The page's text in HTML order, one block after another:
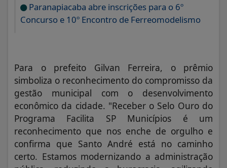
Paranapiacaba abre inscrições para o 6º
Concurso e 10º Encontro de Ferreomodelismo
Para o prefeito Gilvan Ferreira, o prêmio
simboliza o reconhecimento do compromisso da
gestão municipal com o desenvolvimento
econômico da cidade. "Receber o Selo Ouro do
Programa Facilita SP Municípios é um
reconhecimento que nos enche de orgulho e
confirma que Santo André está no caminho
certo. Estamos modernizando a administração